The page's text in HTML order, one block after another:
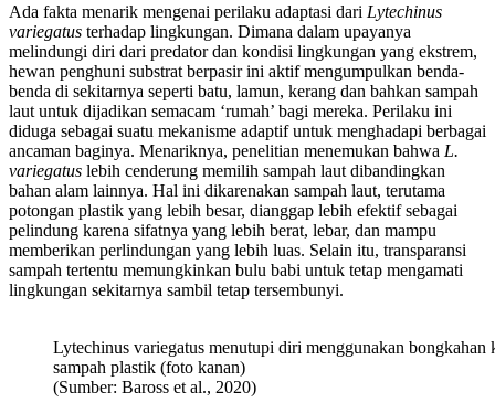
Ada fakta menarik mengenai perilaku adaptasi dari Lytechinus
variegatus terhadap lingkungan. Dimana dalam upayanya
melindungi diri dari predator dan kondisi lingkungan yang ekstrem,
hewan penghuni substrat berpasir ini aktif mengumpulkan benda-
benda di sekitarnya seperti batu, lamun, kerang dan bahkan sampah
laut untuk dijadikan semacam ‘rumah’ bagi mereka. Perilaku ini
diduga sebagai suatu mekanisme adaptif untuk menghadapi berbagai
ancaman baginya. Menariknya, penelitian menemukan bahwa L.
variegatus lebih cenderung memilih sampah laut dibandingkan
bahan alam lainnya. Hal ini dikarenakan sampah laut, terutama
potongan plastik yang lebih besar, dianggap lebih efektif sebagai
pelindung karena sifatnya yang lebih berat, lebar, dan mampu
memberikan perlindungan yang lebih luas. Selain itu, transparansi
sampah tertentu memungkinkan bulu babi untuk tetap mengamati
lingkungan sekitarnya sambil tetap tersembunyi.
Lytechinus variegatus menutupi diri menggunakan
sampah plastik (foto kanan)
(Sumber: Baross et al., 2020)